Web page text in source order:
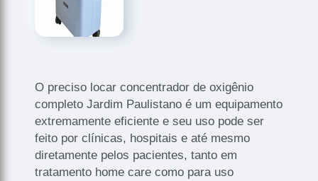
O preciso locar concentrador de oxigênio
completo Jardim Paulistano é um equipamento
extremamente eficiente e seu uso pode ser
feito por clínicas, hospitais e até mesmo
diretamente pelos pacientes, tanto em
tratamento home care como para uso